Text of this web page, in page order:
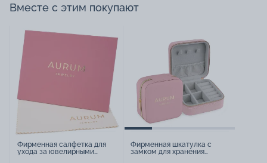
Вместе с этим покупают
Фирменная салфетка для
ухода за ювелирными
Фирменная шкатулка с
замком для хранения